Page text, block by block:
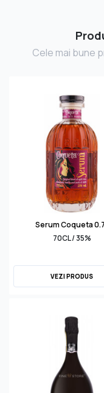
Cele mai bune
Serum Coqueta
70CL / 35%
VEZI PRODUS